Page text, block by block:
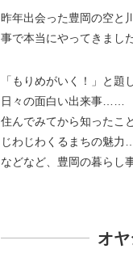
昨年出会った豊岡の空と
事で本当にやってきまし
「もりめがいく！」と題
日々の面白い出来事……
住んでみてから知った
じわじわくるまちの魅
などなど、豊岡の暮らし
オ